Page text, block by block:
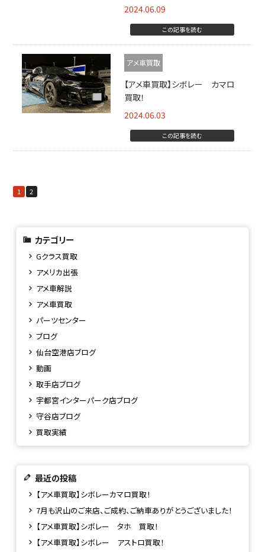
2024.06.09
この記事を読む
アメ車買取
【アメ車買取】シボレー カマロ
買取！
2024.06.03
この記事を読む
1 2
カテゴリー
Gクラス買取
アメリカ出張
アメ車解説
アメ車買取
パーツセンター
ブログ
仙台空港店ブログ
動画
取手店ブログ
宇都宮インターパーク店ブログ
守谷店ブログ
買取実績
最近の投稿
【アメ車買取】シボレーカマロ買取！
7月も沢山のご来店、ご成約、ご納車ありがとうございました！
【アメ車買取】シボレー タホ 買取！
【アメ車買取】シボレー アストロ買取！